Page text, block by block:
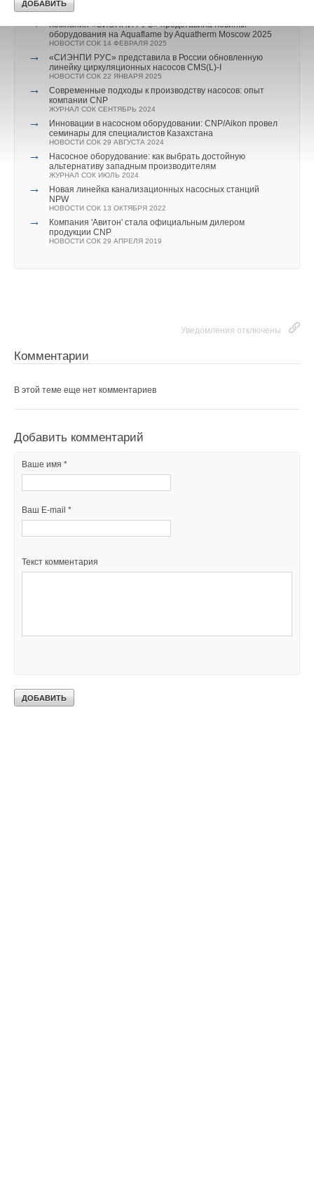
НОВОСТИ СОК 2 АПРЕЛЯ 2025
→
Компания «СИЭНПИ РУС» представила новинки
оборудования на Aquaflame by Aquatherm Moscow 2025
НОВОСТИ СОК 14 ФЕВРАЛЯ 2025
→
«СИЭНПИ РУС» представила в России обновленную
линейку циркуляционных насосов CMS(L)-I
НОВОСТИ СОК 22 ЯНВАРЯ 2025
→
Современные подходы к производству насосов: опыт
компании CNP
ЖУРНАЛ СОК СЕНТЯБРЬ 2024
→
Инновации в насосном оборудовании: CNP/Aikon провел
семинары для специалистов Казахстана
НОВОСТИ СОК 29 АВГУСТА 2024
→
Насосное оборудование: как выбрать достойную
альтернативу западным производителям
ЖУРНАЛ СОК ИЮЛЬ 2024
→
Новая линейка канализационных насосных станций
NPW
НОВОСТИ СОК 13 ОКТЯБРЯ 2022
→
Компания 'Авитон' стала официальным дилером
продукции CNP
НОВОСТИ СОК 29 АПРЕЛЯ 2019
Уведомления отключены
Комментарии
В этой теме еще нет комментариев
Добавить комментарий
Ваше имя *
Ваш E-mail *
Текст комментария